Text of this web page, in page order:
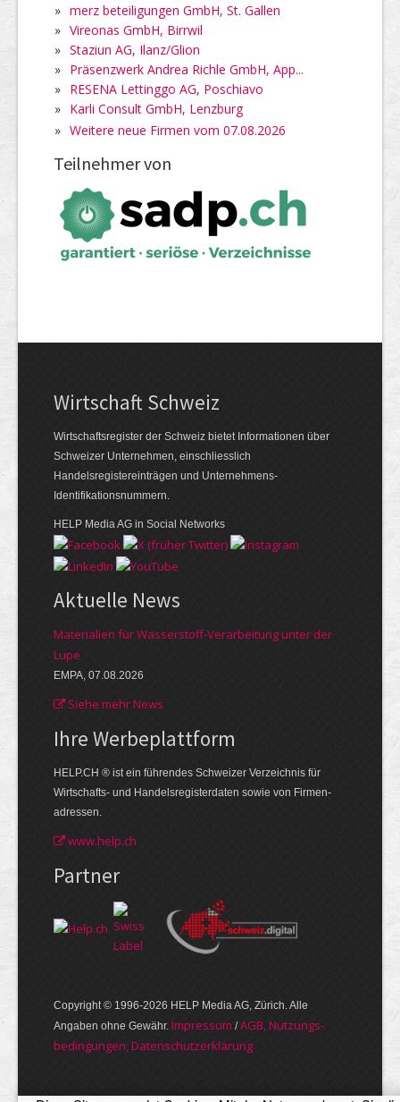
» merz beteiligungen GmbH, St. Gallen
» Vireonas GmbH, Birrwil
» Staziun AG, Ilanz/Glion
» Präsenzwerk Andrea Richle GmbH, App...
» RESENA Lettinggo AG, Poschiavo
» Karli Consult GmbH, Lenzburg
» Weitere neue Firmen vom 07.08.2026
Teilnehmer von
Wirtschaft Schweiz
Wirtschaftsregister der Schweiz bietet Informationen über
Schweizer Unternehmen, einschliesslich
Handelsregistereinträgen und Unternehmens-
Identifikationsnummern.
HELP Media AG in Social Networks
Aktuelle News
Materialien für Wasserstoff-Verarbeitung unter der
Lupe
EMPA, 07.08.2026
Siehe mehr News
Ihre Werbe­plattform
HELP.CH ® ist ein führendes Schweizer Verzeichnis für
Wirtschafts- und Handelsregisterdaten sowie von Firmen­
adressen.
www.help.ch
Partner
Copyright © 1996-2026 HELP Media AG, Zürich. Alle
Angaben ohne Gewähr. Im­pres­sum /AGB, Nut­zungs­
bedin­gungen, Daten­schutz­er­klärung